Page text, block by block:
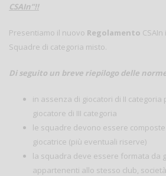
CSAIn”!!
Presentiamo il nuovo Regolamento
Squadre di categoria misto.
Di seguito un breve riepilogo delle
in assenza di giocatori di II
giocatore di III categoria
le squadre devono essere composte
giocatrice (più eventuali riserve)
la squadra deve essere formata da
appartenenti allo stesso club,